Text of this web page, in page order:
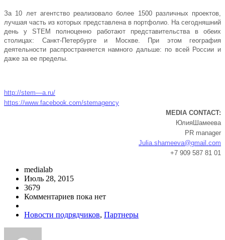
За 10 лет агентство реализовало более 1500 различных проектов,
лучшая часть из которых представлена в портфолио. На сегодняшний
день у STEM полноценно работают представительства в обеих
столицах: Санкт-Петербурге и Москве. При этом география
деятельности распространяется намного дальше: по всей России и
даже за ее пределы.
http://stem—a.ru/
https://www.facebook.com/stemagency
MEDIA CONTACT:
Юлия Шамеева
PR manager
Julia.shameeva@gmail.com
+7 909 587 81 01
medialab
Июль 28, 2015
3679
Комментариев пока нет
Новости подрядчиков, Партнеры